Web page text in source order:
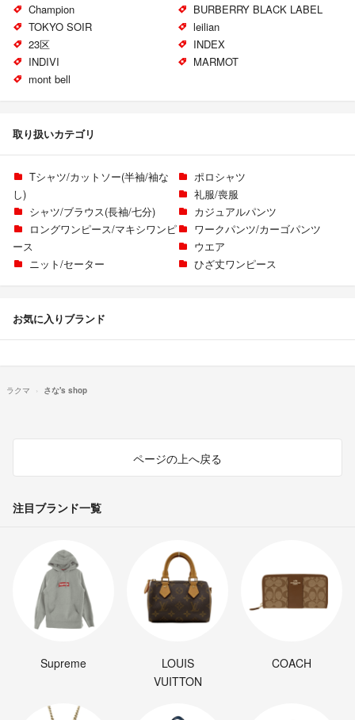
Champion
BURBERRY BLACK LABEL
TOKYO SOIR
leilian
23区
INDEX
INDIVI
MARMOT
mont bell
取り扱いカテゴリ
Tシャツ/カットソー(半袖/袖な
し)
ポロシャツ
礼服/喪服
シャツ/ブラウス(長袖/七分)
カジュアルパンツ
ロングワンピース/マキシワンピ
ース
ワークパンツ/カーゴパンツ
ウエア
ニット/セーター
ひざ丈ワンピース
お気に入りブランド
ラクマ さな's shop
ページの上へ戻る
注目ブランド一覧
Supreme
LOUIS
VUITTON
COACH